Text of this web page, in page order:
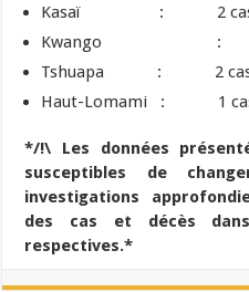
Kasaï : 2 cas
Kwango
:
Tshuapa : 2 cas
Haut-Lomami : 1
*/!\ Les données
susceptibles de
investigations
des cas et décès
respectives.*